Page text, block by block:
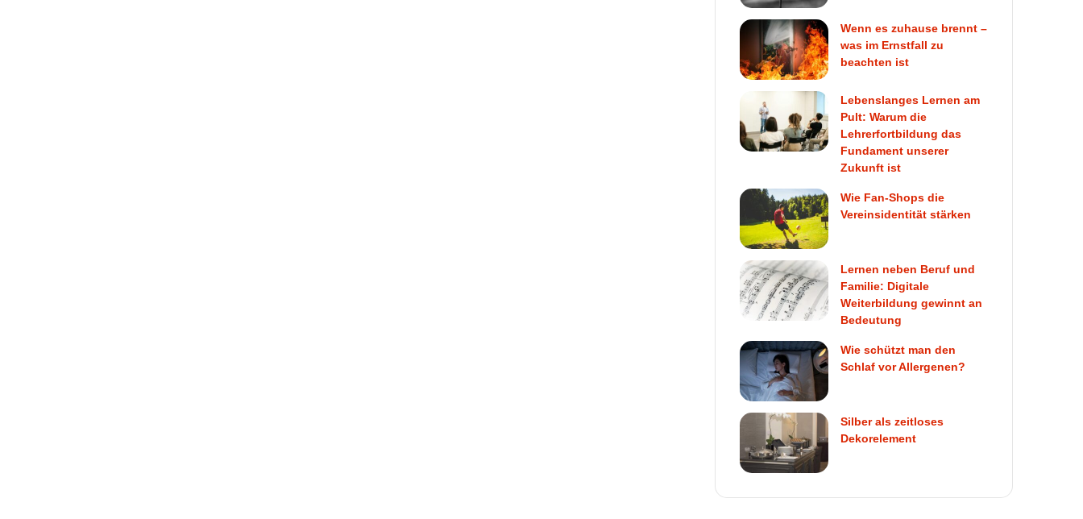
Wenn es zuhause brennt –
was im Ernstfall zu
beachten ist
Lebenslanges Lernen am
Pult: Warum die
Lehrerfortbildung das
Fundament unserer
Zukunft ist
Wie Fan-Shops die
Vereinsidentität stärken
Lernen neben Beruf und
Familie: Digitale
Weiterbildung gewinnt an
Bedeutung
Wie schützt man den
Schlaf vor Allergenen?
Silber als zeitloses
Dekorelement